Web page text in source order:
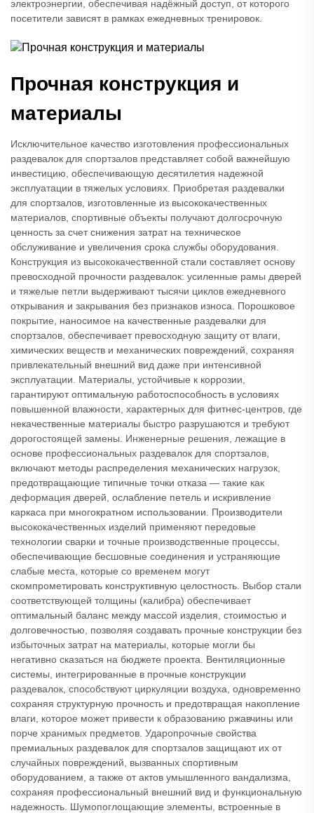
электроэнергии, обеспечивая надёжный доступ, от которого
посетители зависят в рамках ежедневных тренировок.
Прочная конструкция и
материалы
Исключительное качество изготовления профессиональных
раздевалок для спортзалов представляет собой важнейшую
инвестицию, обеспечивающую десятилетия надежной
эксплуатации в тяжелых условиях. Приобретая раздевалки
для спортзалов, изготовленные из высококачественных
материалов, спортивные объекты получают долгосрочную
ценность за счет снижения затрат на техническое
обслуживание и увеличения срока службы оборудования.
Конструкция из высококачественной стали составляет основу
превосходной прочности раздевалок: усиленные рамы дверей
и тяжелые петли выдерживают тысячи циклов ежедневного
открывания и закрывания без признаков износа. Порошковое
покрытие, наносимое на качественные раздевалки для
спортзалов, обеспечивает превосходную защиту от влаги,
химических веществ и механических повреждений, сохраняя
привлекательный внешний вид даже при интенсивной
эксплуатации. Материалы, устойчивые к коррозии,
гарантируют оптимальную работоспособность в условиях
повышенной влажности, характерных для фитнес-центров, где
некачественные материалы быстро разрушаются и требуют
дорогостоящей замены. Инженерные решения, лежащие в
основе профессиональных раздевалок для спортзалов,
включают методы распределения механических нагрузок,
предотвращающие типичные точки отказа — такие как
деформация дверей, ослабление петель и искривление
каркаса при многократном использовании. Производители
высококачественных изделий применяют передовые
технологии сварки и точные производственные процессы,
обеспечивающие бесшовные соединения и устраняющие
слабые места, которые со временем могут
скомпрометировать конструктивную целостность. Выбор стали
соответствующей толщины (калибра) обеспечивает
оптимальный баланс между массой изделия, стоимостью и
долговечностью, позволяя создавать прочные конструкции без
избыточных затрат на материалы, которые могли бы
негативно сказаться на бюджете проекта. Вентиляционные
системы, интегрированные в прочные конструкции
раздевалок, способствуют циркуляции воздуха, одновременно
сохраняя структурную прочность и предотвращая накопление
влаги, которое может привести к образованию ржавчины или
порче хранимых предметов. Ударопрочные свойства
премиальных раздевалок для спортзалов защищают их от
случайных повреждений, вызванных спортивным
оборудованием, а также от актов умышленного вандализма,
сохраняя профессиональный внешний вид и функциональную
надежность. Шумопоглощающие элементы, встроенные в